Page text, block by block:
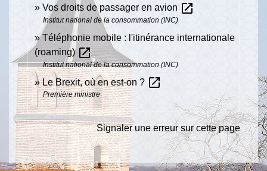
Vos droits de passager en avion open_in_new
Institut national de la consommation (INC)
Téléphonie mobile : l'itinérance internationale
(roaming) open_in_new
Institut national de la consommation (INC)
Le Brexit, où en est-on ? open_in_new
Première ministre
Signaler une erreur sur cette page